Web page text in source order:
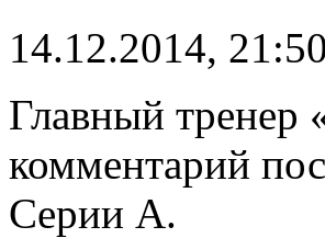
14.12.2014, 21:50
Главный тренер
комментарий
Серии А.